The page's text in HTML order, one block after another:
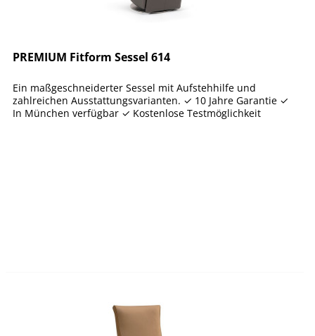
PREMIUM Fitform Sessel 614
Ein maßgeschneiderter Sessel mit Aufstehhilfe und
zahlreichen Ausstattungsvarianten. ✓ 10 Jahre Garantie ✓
In München verfügbar ✓ Kostenlose Testmöglichkeit